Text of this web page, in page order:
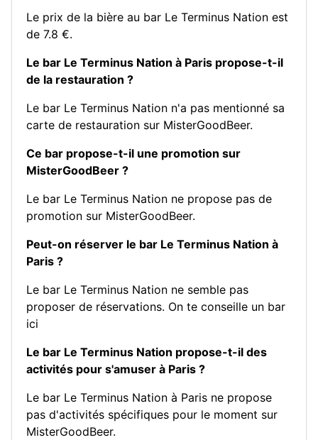
Le prix de la bière au bar Le Terminus Nation est
de 7.8 €.
Le bar Le Terminus Nation à Paris propose-t-il
de la restauration ?
Le bar Le Terminus Nation n'a pas mentionné sa
carte de restauration sur MisterGoodBeer.
Ce bar propose-t-il une promotion sur
MisterGoodBeer ?
Le bar Le Terminus Nation ne propose pas de
promotion sur MisterGoodBeer.
Peut-on réserver le bar Le Terminus Nation à
Paris ?
Le bar Le Terminus Nation ne semble pas
proposer de réservations. On te conseille un bar
ici
Le bar Le Terminus Nation propose-t-il des
activités pour s'amuser à Paris ?
Le bar Le Terminus Nation à Paris ne propose
pas d'activités spécifiques pour le moment sur
MisterGoodBeer.